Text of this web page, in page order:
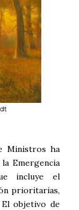
Ministros ha
Emergencia
incluye el
prioritarias,
objetivo de